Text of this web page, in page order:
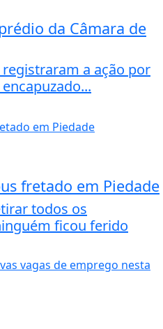
da Câmara de
a ação por
fretado em Piedade
todos os
ficou ferido